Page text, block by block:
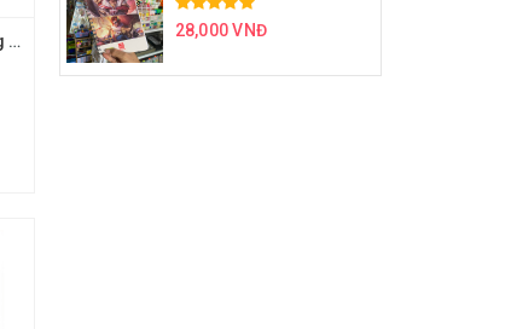
Bìa bao tập mỏng không nai
28,000 VNĐ